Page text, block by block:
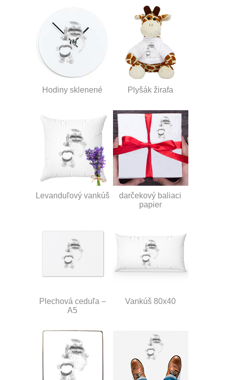
Hodiny sklenené Plyšák žirafa
Levanduľový vankúš
darčekový baliaci
papier
Plechová ceduľa –
A5
Vankúš 80x40